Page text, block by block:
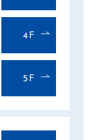
4F
5F